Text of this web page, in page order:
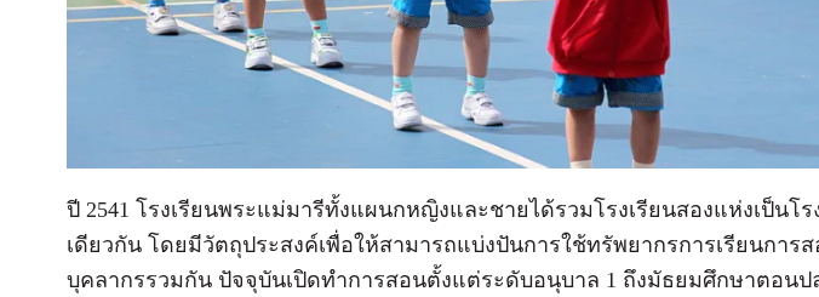
ปี 2541 โรงเรียนพระแม่มารีทั้งแผนกหญิงและชายได้รวมโรงเรียนสองแห่งเป็นโร
เดียวกัน โดยมีวัตถุประสงค์เพื่อให้สามารถแบ่งปันการใช้ทรัพยากรการเรียนการ
บุคลากรรวมกัน ปัจจุบันเปิดทำการสอนตั้งแต่ระดับอนุบาล 1 ถึงมัธยมศึกษาตอนป